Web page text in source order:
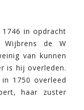
in opdracht
Wijbrens de W
van kunnen
is hij overleden.
1750 overleed
haar zuster